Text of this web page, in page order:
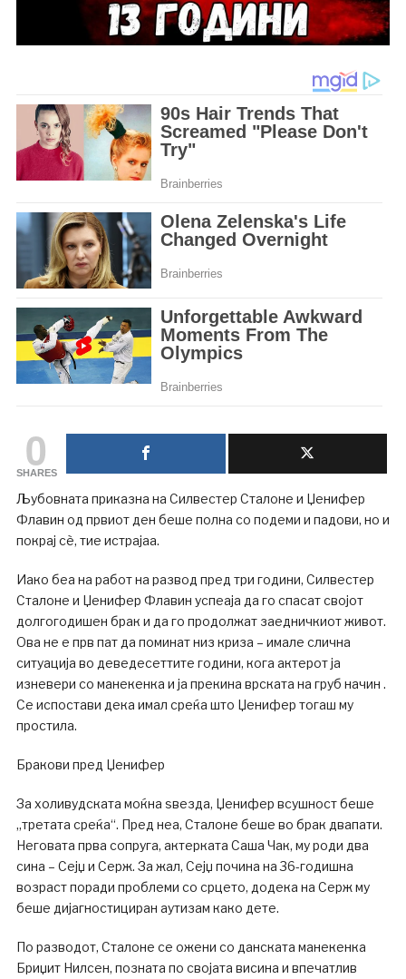
0
SHARES
Љубовната приказна на Силвестер Сталоне и Џенифер
Флавин од првиот ден беше полна со подеми и падови, но и
покрај сè, тие истрајаа.
Иако беа на работ на развод пред три години, Силвестер
Сталоне и Џенифер Флавин успеаја да го спасат својот
долгогодишен брак и да го продолжат заедничкиот живот.
Ова не е прв пат да поминат низ криза – имале слична
ситуација во деведесеттите години, кога актерот ја
изневери со манекенка и ја прекина врската на груб начин .
Се испостави дека имал среќа што Џенифер тогаш му
простила.
Бракови пред Џенифер
За холивудската моќна ѕвезда, Џенифер всушност беше
„третата среќа“. Пред неа, Сталоне беше во брак двапати.
Неговата прва сопруга, актерката Саша Чак, му роди два
сина – Сејџ и Серж. За жал, Сејџ почина на 36-годишна
возраст поради проблеми со срцето, додека на Серж му
беше дијагностициран аутизам како дете.
По разводот, Сталоне се ожени со данската манекенка
Бриџит Нилсен, позната по својата висина и впечатлив